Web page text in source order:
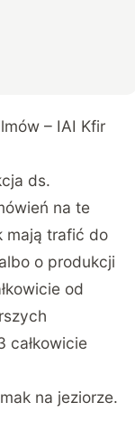
– IAI Kfir
ds.
na te
mają trafić do
o produkcji
od
całkowicie
na jeziorze.